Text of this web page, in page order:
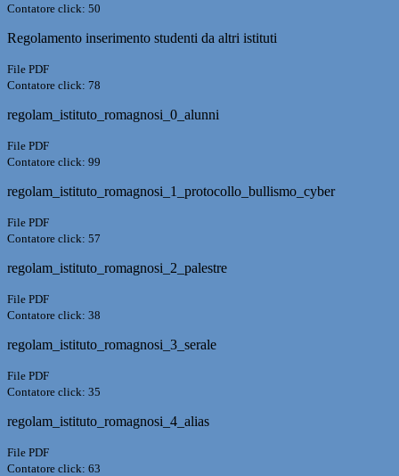
Contatore click: 50
Regolamento inserimento studenti da altri istituti
File PDF
Contatore click: 78
regolam_istituto_romagnosi_0_alunni
File PDF
Contatore click: 99
regolam_istituto_romagnosi_1_protocollo_bullismo_cyber
File PDF
Contatore click: 57
regolam_istituto_romagnosi_2_palestre
File PDF
Contatore click: 38
regolam_istituto_romagnosi_3_serale
File PDF
Contatore click: 35
regolam_istituto_romagnosi_4_alias
File PDF
Contatore click: 63